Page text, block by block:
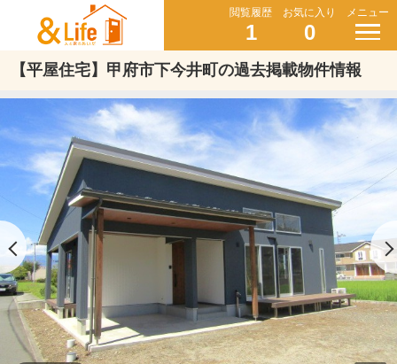
閲覧履歴
1
お気に入り
0
メニュー
【平屋住宅】甲府市下今井町の過去掲載物件情報